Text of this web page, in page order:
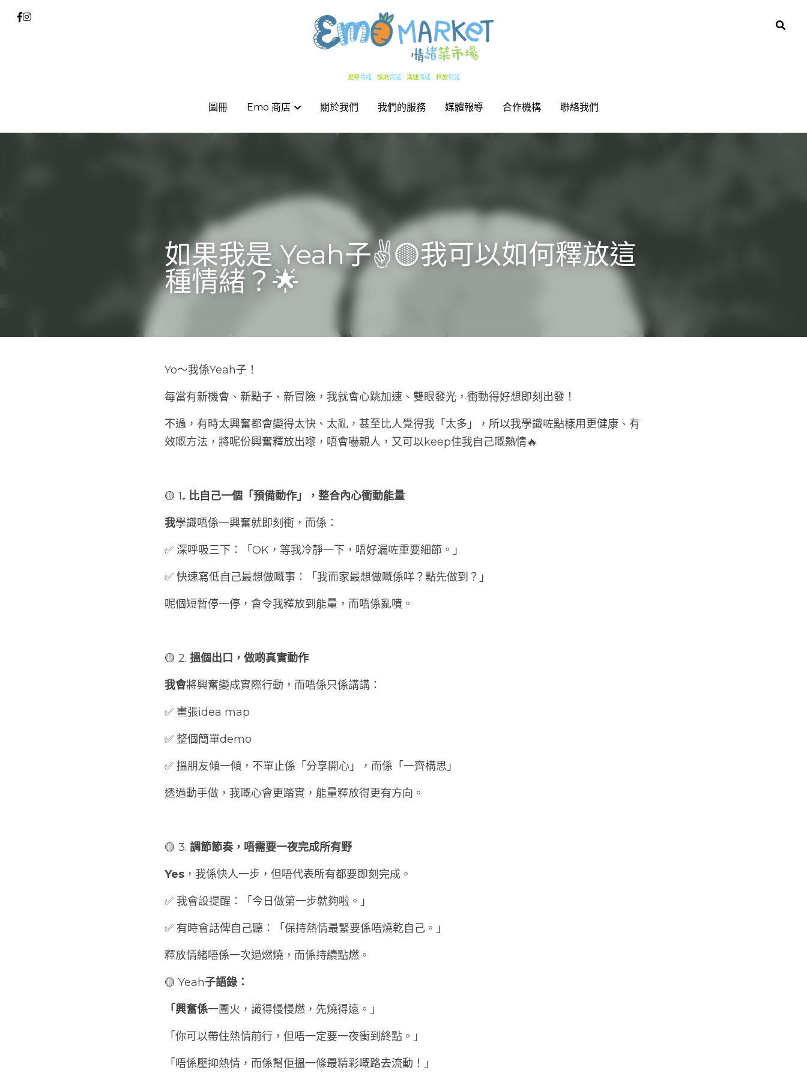
覺察情緒 接納情緒 溝通情緒 釋放情緒
圖冊 Emo 商店 關於我們 我們的服務 媒體報導 合作機構 聯絡我們
0
覺察情緒 接納情緒 溝通情緒 釋放情緒
圖冊 Emo 商店 關於我們 我們的服務 媒體報導 合作機構 聯絡我們
0
如果我是 Yeah子✌️🟡我可以如何釋放這種情緒？
🌟
Yo～我係Yeah子！
每當有新機會、新點子、新冒險，我就會心跳加速、雙眼發光，衝動得好想即刻出發！
不過，有時太興奮都會變得太快、太亂，甚至比人覺得我「太多」，所以我學識咗點樣用更健康、有
效嘅方法，將呢份興奮釋放出嚟，唔會嚇親人，又可以keep住我自己嘅熱情🔥
🟡 1. 比自己一個「預備動作」，整合內心衝動能量
我學識唔係一興奮就即刻衝，而係：
✅ 深呼吸三下：「OK，等我冷靜一下，唔好漏咗重要細節。」
✅ 快速寫低自己最想做嘅事：「我而家最想做嘅係咩？點先做到？」
呢個短暫停一停，會令我釋放到能量，而唔係亂噴。
🟡 2. 搵個出口，做啲真實動作
我會將興奮變成實際行動，而唔係只係講講：
✅ 畫張idea map
✅ 整個簡單demo
✅ 搵朋友傾一傾，不單止係「分享開心」，而係「一齊構思」
透過動手做，我嘅心會更踏實，能量釋放得更有方向。
🟡 3. 調節節奏，唔需要一夜完成所有野
Yes，我係快人一步，但唔代表所有都要即刻完成。
✅ 我會設提醒：「今日做第一步就夠啦。」
✅ 有時會話俾自己聽：「保持熱情最緊要係唔燒乾自己。」
釋放情緒唔係一次過燃燒，而係持續點燃。
🟡 Yeah子語錄：
「興奮係一團火，識得慢慢燃，先燒得遠。」
「你可以帶住熱情前行，但唔一定要一夜衝到終點。」
「唔係壓抑熱情，而係幫佢搵一條最精彩嘅路去流動！」